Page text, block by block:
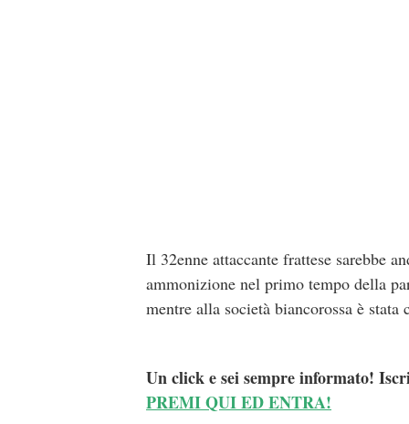
Il 32enne attaccante frattese sarebbe
ammonizione nel primo tempo della
mentre alla società biancorossa è
Un click e sei sempre informato!
PREMI QUI ED ENTRA!